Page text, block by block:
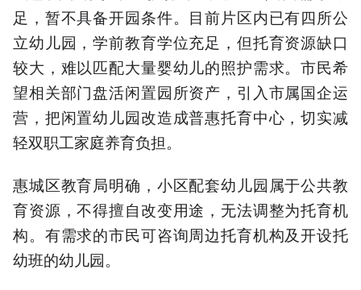
足，暂不具备开园条件。目前片区内已有四所公
立幼儿园，学前教育学位充足，但托育资源缺口
较大，难以匹配大量婴幼儿的照护需求。市民希
望相关部门盘活闲置园所资产，引入市属国企运
营，把闲置幼儿园改造成普惠托育中心，切实减
轻双职工家庭养育负担。
惠城区教育局明确，小区配套幼儿园属于公共教
育资源，不得擅自改变用途，无法调整为托育机
构。有需求的市民可咨询周边托育机构及开设托
幼班的幼儿园。